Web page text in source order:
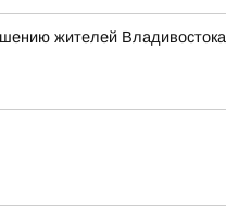
жителей Владивостока